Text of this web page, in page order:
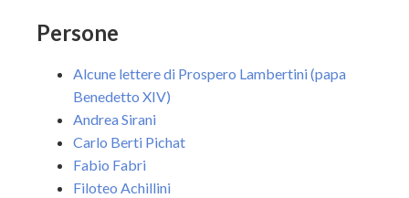
Persone
Alcune lettere di Prospero Lambertini (papa
Benedetto XIV)
Andrea Sirani
Carlo Berti Pichat
Fabio Fabri
Filoteo Achillini